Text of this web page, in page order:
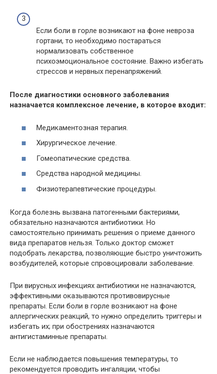
Если боли в горле возникают на фоне невроза
гортани, то необходимо постараться
нормализовать собственное
психоэмоциональное состояние. Важно избегать
стрессов и нервных перенапряжений.
После диагностики основного заболевания
назначается комплексное лечение, в которое входит:
Медикаментозная терапия.
Хирургическое лечение.
Гомеопатические средства.
Средства народной медицины.
Физиотерапевтические процедуры.
Когда болезнь вызвана патогенными бактериями,
обязательно назначаются антибиотики. Но
самостоятельно принимать решения о приеме данного
вида препаратов нельзя. Только доктор сможет
подобрать лекарства, позволяющие быстро уничтожить
возбудителей, которые спровоцировали заболевание.
При вирусных инфекциях антибиотики не назначаются,
эффективными оказываются противовирусные
препараты. Если боли в горле возникают на фоне
аллергических реакций, то нужно определить триггеры и
избегать их; при обострениях назначаются
антигистаминные препараты.
Если не наблюдается повышения температуры, то
рекомендуется проводить ингаляции, чтобы